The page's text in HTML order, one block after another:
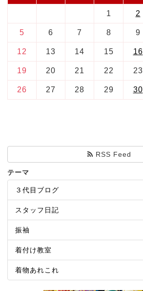
1 2
5 6 7 8 9
12 13 14 15 16
19 20 21 22 23
26 27 28 29 30
RSS Feed
テーマ
３代目ブログ
スタッフ日記
振袖
着付け教室
着物あれこれ